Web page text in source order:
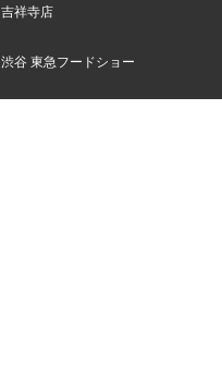
吉祥寺店
渋谷 東急フードショー